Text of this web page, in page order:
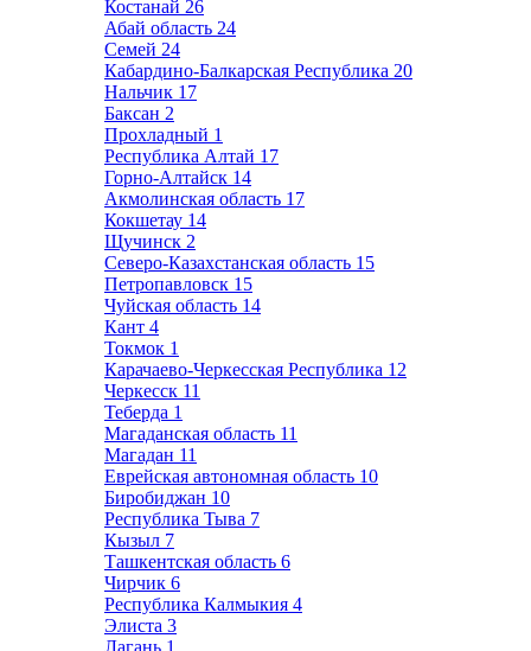
Костанай 26
Абай область 24
Семей 24
Кабардино-Балкарская Республика 20
Нальчик 17
Баксан 2
Прохладный 1
Республика Алтай 17
Горно-Алтайск 14
Акмолинская область 17
Кокшетау 14
Щучинск 2
Северо-Казахстанская область 15
Петропавловск 15
Чуйская область 14
Кант 4
Токмок 1
Карачаево-Черкесская Республика 12
Черкесск 11
Теберда 1
Магаданская область 11
Магадан 11
Еврейская автономная область 10
Биробиджан 10
Республика Тыва 7
Кызыл 7
Ташкентская область 6
Чирчик 6
Республика Калмыкия 4
Элиста 3
Лагань 1